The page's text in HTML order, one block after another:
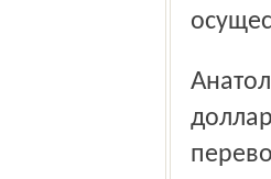
Анатолий Борисович имел в виду первые полмиллиарда